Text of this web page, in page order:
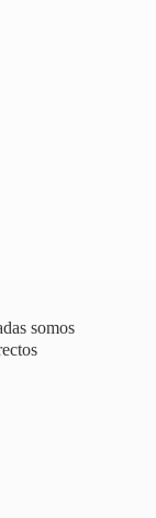
somos